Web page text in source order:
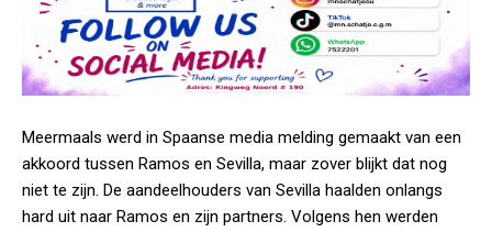
Meermaals werd in Spaanse media melding gemaakt van een
akkoord tussen Ramos en Sevilla, maar zover blijkt dat nog
niet te zijn. De aandeelhouders van Sevilla haalden onlangs
hard uit naar Ramos en zijn partners. Volgens hen werden